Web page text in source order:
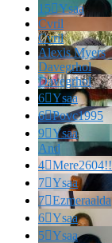
15Ysaa
Cvril
Cvril
Alexis Myers
Davegrhol
Davegrhol
6Ysaa
6Povc1995
9Ysaa
And
4Mere2604!!
7Ysaa
7Ezmeraalda
6Ysaa
5Ysaa